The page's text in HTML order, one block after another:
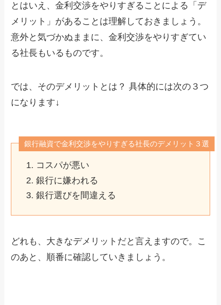
とはいえ、金利交渉をやりすぎることによる「デ
メリット」があることは理解しておきましょう。
意外と気づかぬままに、金利交渉をやりすぎてい
る社長もいるものです。
では、そのデメリットとは？ 具体的には次の３つ
になります↓
銀行融資で金利交渉をやりすぎる社長のデメリット３選
コスパが悪い
銀行に嫌われる
銀行選びを間違える
どれも、大きなデメリットだと言えますので。こ
のあと、順番に確認していきましょう。